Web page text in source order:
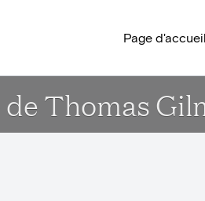
Page d'accueil
Thomas